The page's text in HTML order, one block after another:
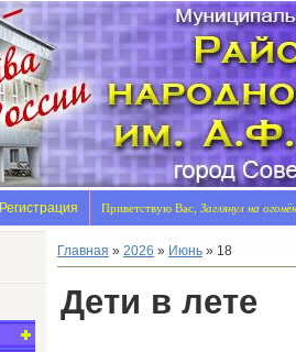
Регистрация Приветствую Вас, Заглянул на огонёк
Главная » 2026 » Июнь » 18
Дети в лете